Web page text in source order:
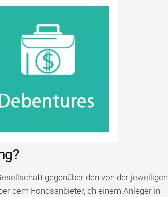
gegenüber den von der jeweiligen
dem Fondsanbieter, dh einem Anleger in